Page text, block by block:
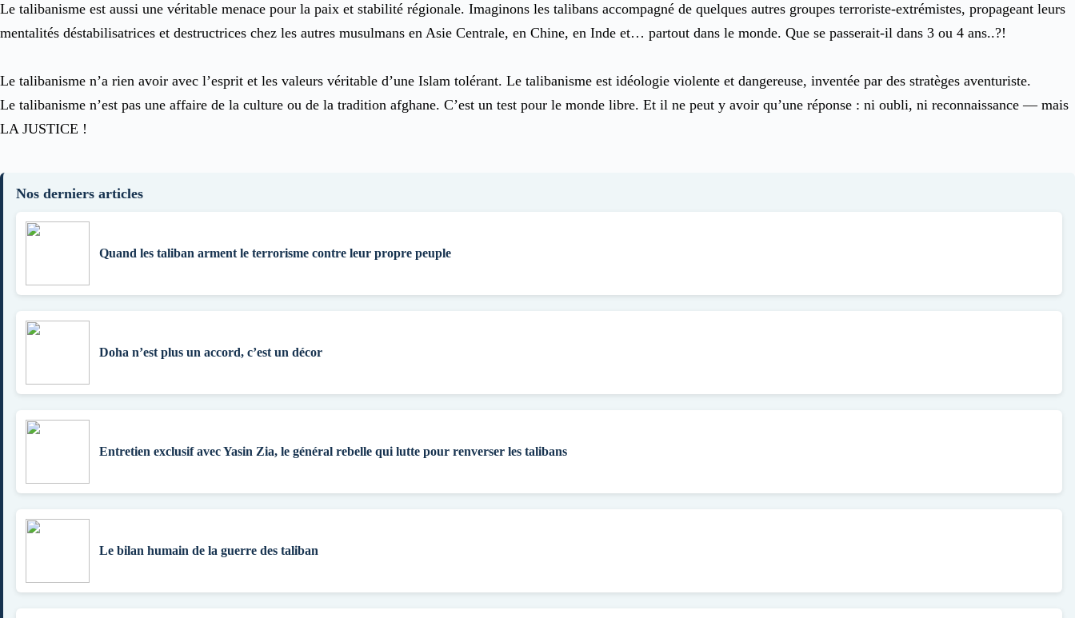
Le talibanisme est aussi une véritable menace pour la paix et stabilité régionale. Imaginons les talibans accompagné de quelques autres groupes terroriste-extrémistes, propageant leurs
mentalités déstabilisatrices et destructrices chez les autres musulmans en Asie Centrale, en Chine, en Inde et… partout dans le monde. Que se passerait-il dans 3 ou 4 ans..?!
Le talibanisme n’a rien avoir avec l’esprit et les valeurs véritable d’une Islam tolérant. Le talibanisme est idéologie violente et dangereuse, inventée par des stratèges aventuriste.
Le talibanisme n’est pas une affaire de la culture ou de la tradition afghane. C’est un test pour le monde libre. Et il ne peut y avoir qu’une réponse : ni oubli, ni reconnaissance — mais
LA JUSTICE !
Nos derniers articles
Quand les taliban arment le terrorisme contre leur propre peuple
Doha n’est plus un accord, c’est un décor
Entretien exclusif avec Yasin Zia, le général rebelle qui lutte pour renverser les talibans
Le bilan humain de la guerre des taliban